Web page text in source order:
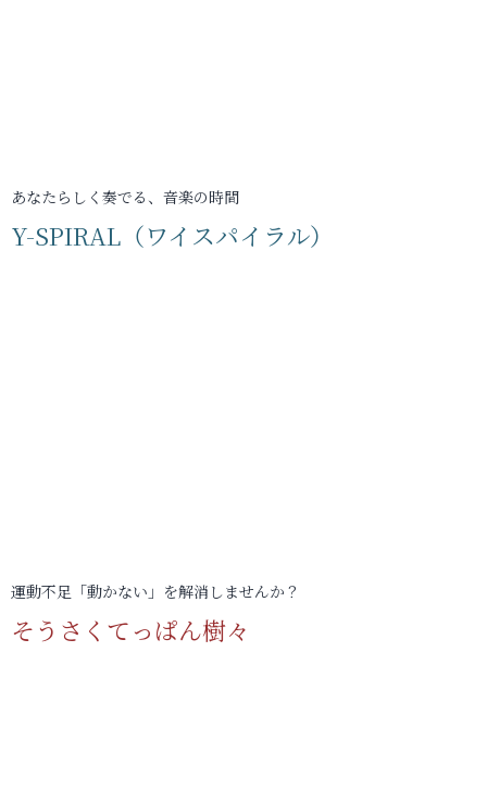
あなたらしく奏でる、音楽の時間
Y-SPIRAL（ワイスパイラル）
運動不足「動かない」を解消しませんか？
そうさくてっぱん樹々